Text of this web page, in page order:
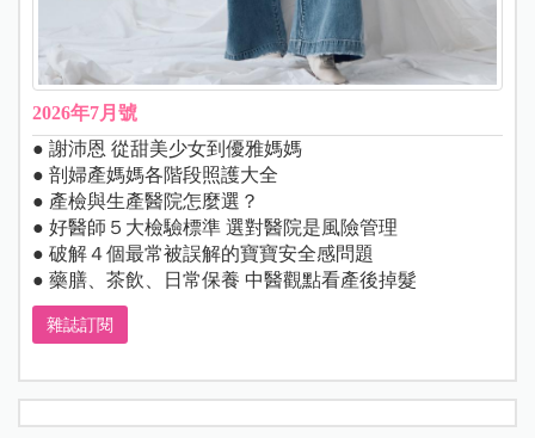
2026年7月號
● 謝沛恩 從甜美少女到優雅媽媽
● 剖婦產媽媽各階段照護大全
● 產檢與生產醫院怎麼選？
● 好醫師５大檢驗標準 選對醫院是風險管理
● 破解４個最常被誤解的寶寶安全感問題
● 藥膳、茶飲、日常保養 中醫觀點看產後掉髮
雜誌訂閱